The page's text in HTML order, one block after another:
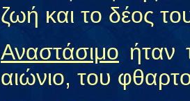
ζωή και το δέος
Αναστάσιμο ήταν
αιώνιο, του